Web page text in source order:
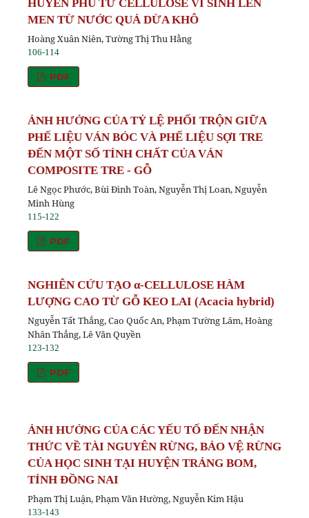
HUYỀN PHÙ TỪ CELLULOSE VI SINH LÊN
MEN TỪ NƯỚC QUẢ DỪA KHÔ
Hoàng Xuân Niên, Tường Thị Thu Hằng
106-114
PDF
ẢNH HƯỞNG CỦA TỶ LỆ PHỐI TRỘN GIỮA
PHẾ LIỆU VÁN BÓC VÀ PHẾ LIỆU SỢI TRE
ĐẾN MỘT SỐ TÍNH CHẤT CỦA VÁN
COMPOSITE TRE - GỖ
Lê Ngọc Phước, Bùi Đình Toàn, Nguyễn Thị Loan, Nguyễn
Minh Hùng
115-122
PDF
NGHIÊN CỨU TẠO α-CELLULOSE HÀM
LƯỢNG CAO TỪ GỖ KEO LAI (Acacia hybrid)
Nguyễn Tất Thắng, Cao Quốc An, Phạm Tường Lâm, Hoàng
Nhân Thắng, Lê Văn Quyền
123-132
PDF
ẢNH HƯỞNG CỦA CÁC YẾU TỐ ĐẾN NHẬN
THỨC VỀ TÀI NGUYÊN RỪNG, BẢO VỆ RỪNG
CỦA HỌC SINH TẠI HUYỆN TRẢNG BOM,
TỈNH ĐỒNG NAI
Phạm Thị Luận, Phạm Văn Hường, Nguyễn Kim Hậu
133-143